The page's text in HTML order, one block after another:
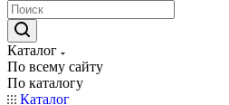
Каталог
По всему сайту
По каталогу
Каталог